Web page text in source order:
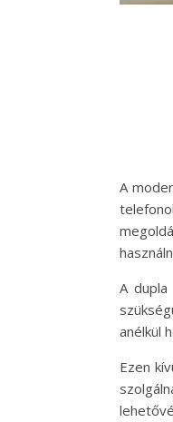
A
A dupla
anélkül
Ezen